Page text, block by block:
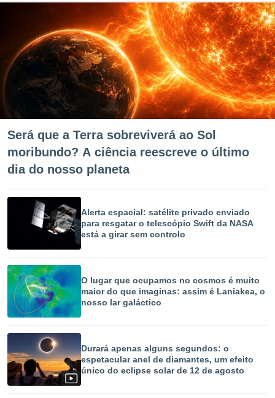
Será que a Terra sobreviverá ao Sol
moribundo? A ciência reescreve o último
dia do nosso planeta
Alerta espacial: satélite privado enviado
para resgatar o telescópio Swift da NASA
está a girar sem controlo
O lugar que ocupamos no cosmos é muito
maior do que imaginas: assim é Laniakea, o
nosso lar galáctico
Durará apenas alguns segundos: o
espetacular anel de diamantes, um efeito
único do eclipse solar de 12 de agosto